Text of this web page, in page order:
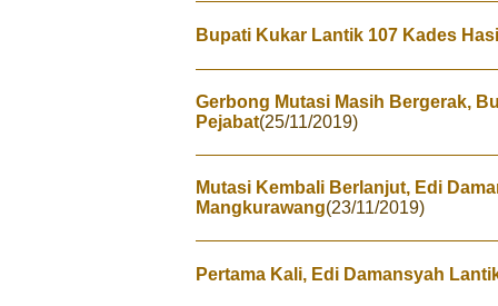
Bupati Kukar Lantik 107 Kades
Gerbong Mutasi Masih Bergerak,
Pejabat(25/11/2019)
Mutasi Kembali Berlanjut, Edi
Mangkurawang(23/11/2019)
Pertama Kali, Edi Damansyah